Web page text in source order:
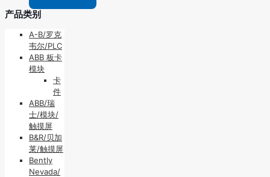
产品类别
A-B/罗克
韦尔/PLC
ABB 板卡
模块
卡
件
ABB/瑞
士/模块/
触摸屏
B&R/贝加
莱/触摸屏
Bently
Nevada/